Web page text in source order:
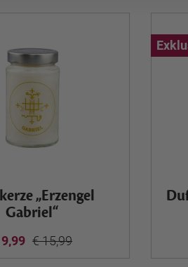
„Erzengel
Gabriel“
€ 15,99